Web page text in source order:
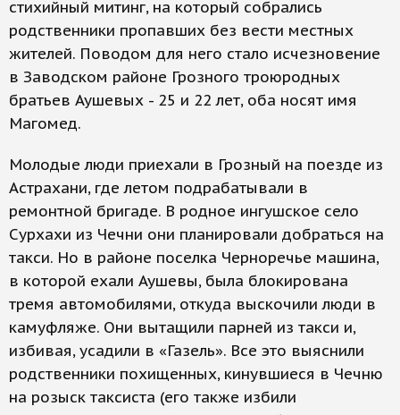
стихийный митинг, на который собрались
родственники пропавших без вести местных
жителей. Поводом для него стало исчезновение
в Заводском районе Грозного троюродных
братьев Аушевых - 25 и 22 лет, оба носят имя
Магомед.
Молодые люди приехали в Грозный на поезде из
Астрахани, где летом подрабатывали в
ремонтной бригаде. В родное ингушское село
Сурхахи из Чечни они планировали добраться на
такси. Но в районе поселка Черноречье машина,
в которой ехали Аушевы, была блокирована
тремя автомобилями, откуда выскочили люди в
камуфляже. Они вытащили парней из такси и,
избивая, усадили в «Газель». Все это выяснили
родственники похищенных, кинувшиеся в Чечню
на розыск таксиста (его также избили